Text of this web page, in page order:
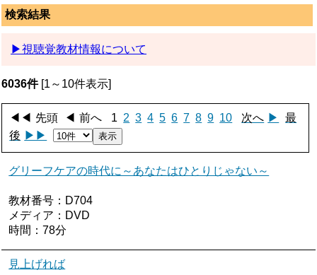
検索結果
▶視聴覚教材情報について
6036件[1～10件表示]
◀◀ 先頭 ◀ 前へ 12 3 4 5 6 7 8 9 10 次へ ▶
最
後 ▶▶ 表示
グリーフケアの時代に～あなたはひとりじゃない～
教材番号：D704
メディア：DVD
時間：78分
見上げれば